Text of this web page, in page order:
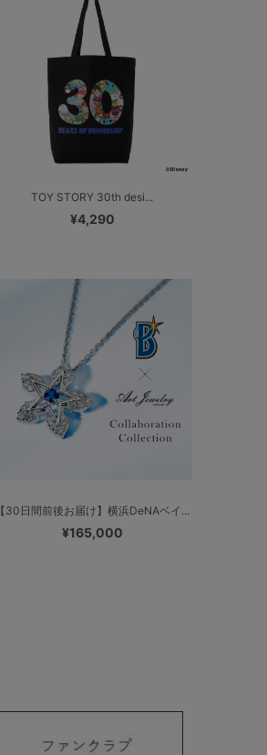
TOY STORY 30th desi...
¥4,290
【30日間前後お届け】横浜DeNAベイ...
¥165,000